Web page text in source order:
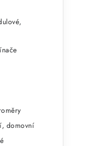
domovní